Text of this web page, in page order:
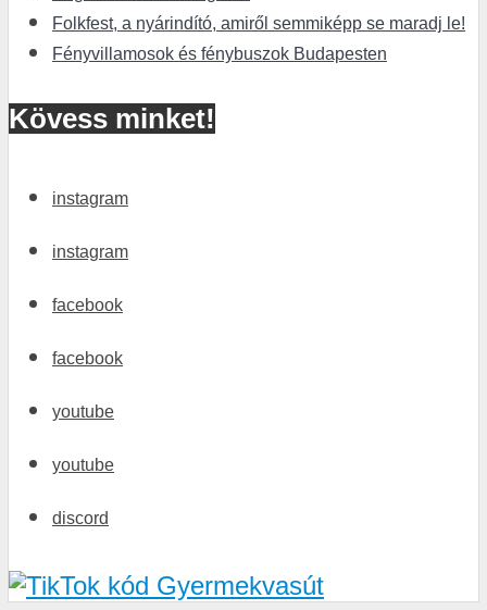
Folkfest, a nyárindító, amiről semmiképp se maradj le!
Fényvillamosok és fénybuszok Budapesten
Kövess minket!
instagram
instagram
facebook
facebook
youtube
youtube
discord